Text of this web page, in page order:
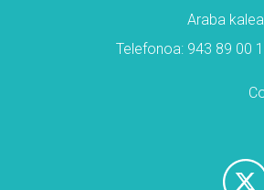
Araba
Telefonoa: 943 89 00